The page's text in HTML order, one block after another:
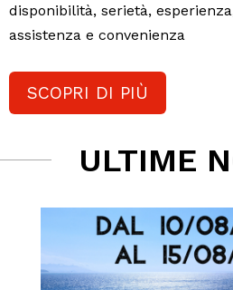
disponibilità, serietà,
assistenza e convenienza
SCOPRI DI PIÙ
ULTIME